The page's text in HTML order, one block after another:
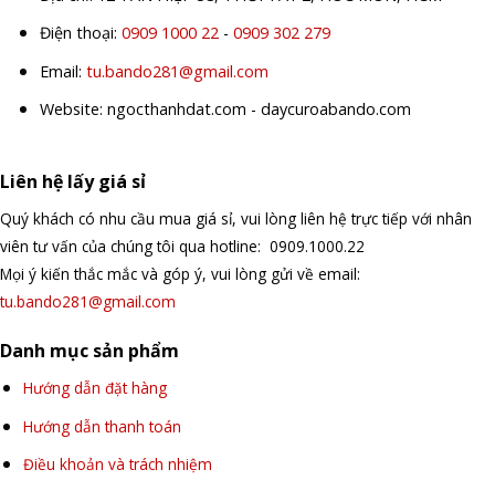
Điện thoại: 0909 1000 22- 0909 302 279
Email: tu.bando281@gmail.com
Website: ngocthanhdat.com - daycuroabando.com
Liên hệ lấy giá sỉ
Quý khách có nhu cầu mua giá sỉ, vui lòng liên hệ trực tiếp với nhân
viên tư vấn của chúng tôi qua hotline: 0909.1000.22
Mọi ý kiến thắc mắc và góp ý, vui lòng gửi về email:
tu.bando281@gmail.com
Danh mục sản phẩm
Hướng dẫn đặt hàng
Hướng dẫn thanh toán
Điều khoản và trách nhiệm